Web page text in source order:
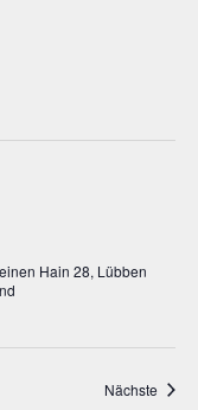
Hain 28, Lübben
Nächste